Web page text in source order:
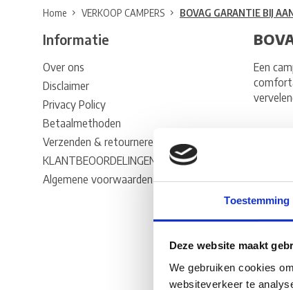
Toestemming
Deze website maakt
We gebruiken cookies
websiteverkeer te
Home VERKOOP CAMPERS BOVAG GARANTIE BIJ
Informatie
Over ons
Disclaimer
Privacy Policy
Betaalmethoden
Verzenden & retourneren
KLANTBEOORDELINGEN
Algemene voorwaarden
Een
U
Als er
gebruik